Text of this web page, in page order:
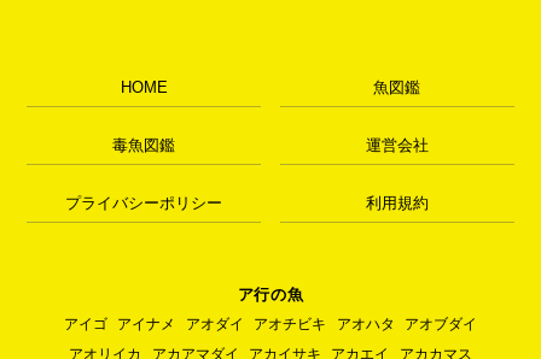
HOME 魚図鑑
毒魚図鑑 運営会社
プライバシーポリシー 利用規約
ア行の魚
アイゴ アイナメ アオダイ アオチビキ アオハタ
アオブダイ
アオリイカ
アカアマダイ アカイサキ アカエイ アカカマス